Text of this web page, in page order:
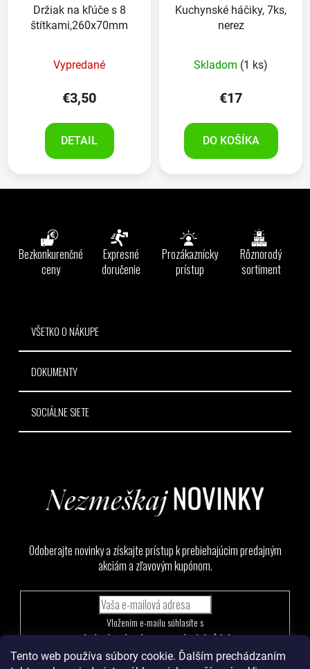
Tento web používa súbory cookie. Ďalším prechádzaním
Držiak na kľúče s 8
štítkami,260x70mm
Vypredané
€3,50
DETAIL
Kuchynské háčiky, 7ks,
nerez
Skladom (1 ks)
€17
DO KOŠÍKA
Bezkonkurenčné
ceny
Expresné
doručenie
Prozákaznícky
prístup
Rôznorodý
sortiment
VŠETKO O NÁKUPE
DOKUMENTY
SOCIÁLNE SIETE
Odoberajte novinky a získajte prístup k prebiehajúcim predajným
akciám a zľavovým kupónom.
podmienkami ochrany osobných údajov
PRIHLÁSIŤ